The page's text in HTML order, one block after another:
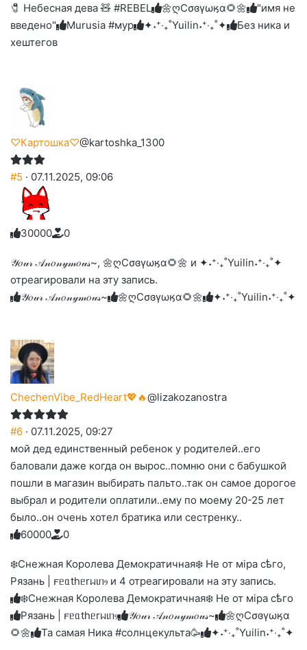
🧷 Небесная дева 🧸 #REBEL
🌼ღСσɞγωӄα🌻🌼
"имя не
введено"
Murusia #мур ✦˖⁺‧₊˚Yuilin˖⁺‧₊˚✦
Без ника и
хештегов
♡Картошка♡@kartoshka_1300
#5 · 07.11.2025, 09:06
Голосуйте
вверх.
3
Нажмите
реакцию:
улыбаюсь
0
Нажмите
реакцию:
смеюсь
до
0
Нажмите
реакцию:
печаль
0
Нажмите
реакцию:
плачу
0
Нажмите
благодарю
0
𝒴𝑜𝓊𝓇 𝒜𝓃𝑜𝓃𝓎𝓂𝑜𝓊𝓈~, 🌼ღСσɞγωӄα🌻🌼 и ✦˖⁺‧₊˚Yuilin˖⁺‧₊˚✦
отреагировали на эту запись.
𝒴𝑜𝓊𝓇 𝒜𝓃𝑜𝓃𝓎𝓂𝑜𝓊𝓈~
🌼ღСσɞγωӄα🌻🌼 ✦˖⁺‧₊˚Yuilin˖⁺‧₊˚✦
ChechenVibe_RedHeart💖🔥@lizakozanostra
#6 · 07.11.2025, 09:27
мой дед единственный ребенок у родителей..его
баловали даже когда он вырос..помню они с бабушкой
пошли в магазин выбирать пальто..так он самое дорогое
выбрал и родители оплатили..ему по моему 20-25 лет
было..он очень хотел братика или сестренку..
Голосуйте
вверх.
6
Нажмите
реакцию:
улыбаюсь
0
Нажмите
реакцию:
смеюсь
до
слез
0
Нажмите
реакцию:
печаль
0
Нажмите
реакцию:
плачу
0
Нажмите
благодарю
0
❄️Снежная Королева Демократичная❄️ Не от мiра сѣго,
Рязань | 𐔥ᥱᥲthᥱrᥕιᥒⳋ и 4 отреагировали на эту запись.
❄️Снежная Королева Демократичная❄️ Не от мiра сѣго
Рязань | 𐔥ᥱᥲthᥱrᥕιᥒⳋ
𝒴𝑜𝓊𝓇 𝒜𝓃𝑜𝓃𝓎𝓂𝑜𝓊𝓈~
🌼ღСσɞγωӄα
🌻🌼
Та самая Ника #солнцекульта🥳 ✦˖⁺‧₊˚Yuilin˖⁺‧₊˚✦